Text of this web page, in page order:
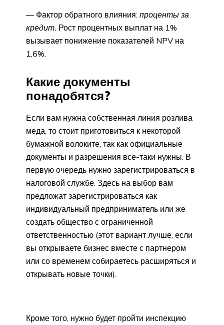
— Фактор обратного влияния: проценты за
кредит. Рост процентных выплат на 1%
вызывает понижение показателей NPV на
1,6%.
Какие документы
понадобятся?
Если вам нужна собственная линия розлива
меда, то стоит приготовиться к некоторой
бумажной волоките, так как официальные
документы и разрешения все-таки нужны. В
первую очередь нужно зарегистрироваться в
налоговой службе. Здесь на выбор вам
предложат зарегистрироваться как
индивидуальный предприниматель или же
создать общество с ограниченной
ответственностью (этот вариант лучше, если
вы открываете бизнес вместе с партнером
или со временем собираетесь расширяться и
открывать новые точки).
Кроме того, нужно будет пройти инспекцию